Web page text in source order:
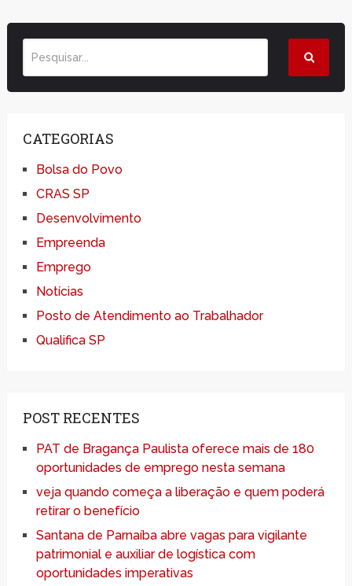
CATEGORIAS
Bolsa do Povo
CRAS SP
Desenvolvimento
Empreenda
Emprego
Notícias
Posto de Atendimento ao Trabalhador
Qualifica SP
POST RECENTES
PAT de Bragança Paulista oferece mais de 180
oportunidades de emprego nesta semana
veja quando começa a liberação e quem poderá
retirar o benefício
Santana de Parnaíba abre vagas para vigilante
patrimonial e auxiliar de logística com
oportunidades imperativas